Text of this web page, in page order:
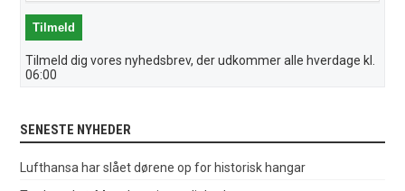
Tilmeld dig vores nyhedsbrev, der udkommer alle hverdage kl.
06:00
SENESTE NYHEDER
Lufthansa har slået dørene op for historisk hangar